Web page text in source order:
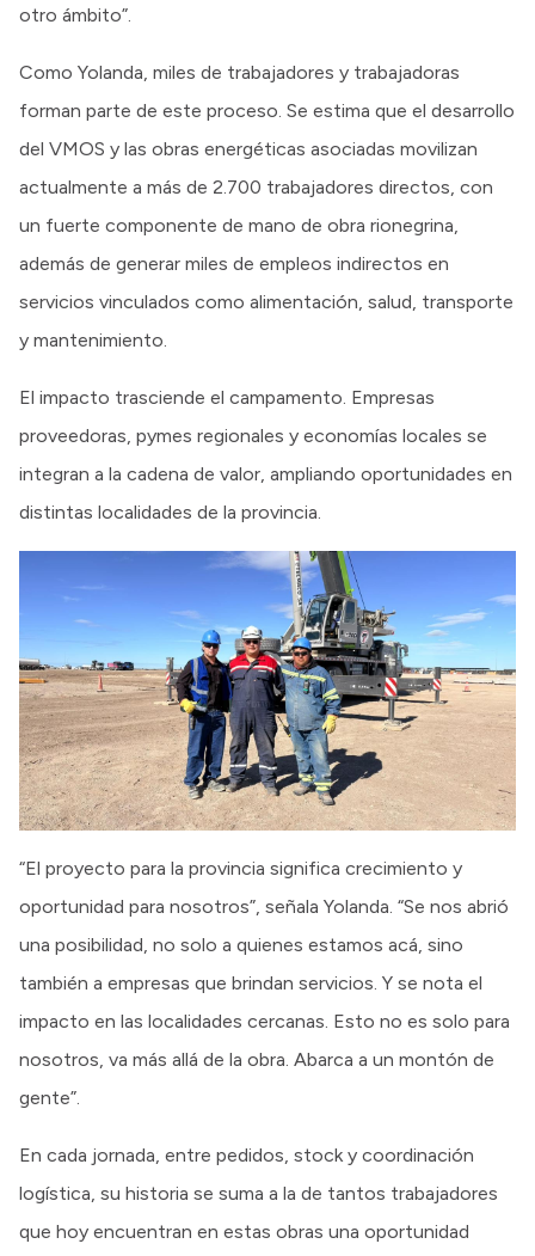
otro ámbito”.
Como Yolanda, miles de trabajadores y trabajadoras
forman parte de este proceso. Se estima que el desarrollo
del VMOS y las obras energéticas asociadas movilizan
actualmente a más de 2.700 trabajadores directos, con
un fuerte componente de mano de obra rionegrina,
además de generar miles de empleos indirectos en
servicios vinculados como alimentación, salud, transporte
y mantenimiento.
El impacto trasciende el campamento. Empresas
proveedoras, pymes regionales y economías locales se
integran a la cadena de valor, ampliando oportunidades en
distintas localidades de la provincia.
“El proyecto para la provincia significa crecimiento y
oportunidad para nosotros”, señala Yolanda. “Se nos abrió
una posibilidad, no solo a quienes estamos acá, sino
también a empresas que brindan servicios. Y se nota el
impacto en las localidades cercanas. Esto no es solo para
nosotros, va más allá de la obra. Abarca a un montón de
gente”.
En cada jornada, entre pedidos, stock y coordinación
logística, su historia se suma a la de tantos trabajadores
que hoy encuentran en estas obras una oportunidad